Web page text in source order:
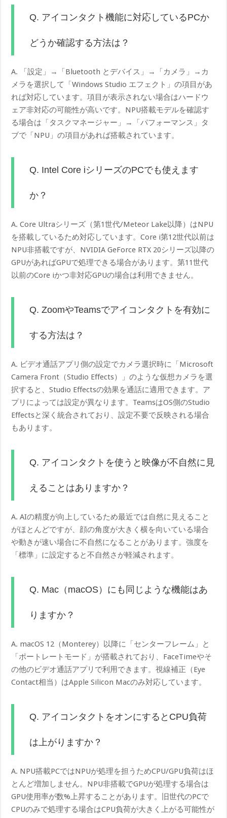
Q. アイコンタクト機能に対応しているPCか
どうか確認する方法は？
A. 「設定」→「Bluetooth とデバイス」→「カメラ」→カ
メラを選択して「Windows Studio エフェクト」の項目があ
れば対応しています。項目が表示されない場合はハードウ
ェア非対応の可能性が高いです。NPU搭載モデルを確認す
る場合は「タスクマネージャー」→「パフォーマンス」タ
ブで「NPU」の項目があれば搭載されています。
Q. Intel Core iシリーズのPCでも使えます
か？
A. Core Ultraシリーズ（第1世代/Meteor Lake以降）はNPU
を搭載しているため対応しています。Core i第12世代以前は
NPU非搭載ですが、NVIDIA GeForce RTX 20シリーズ以降の
GPUがあればGPUで処理できる場合があります。第11世代
以前のCore iかつ非対応GPUの場合は利用できません。
Q. ZoomやTeamsでアイコンタクトを有効に
する方法は？
A. ビデオ通話アプリ側の設定でカメラ選択時に「Microsoft
Camera Front（Studio Effects）」のような仮想カメラを選
択すると、Studio Effectsの効果を通話に適用できます。ア
プリによっては設定が異なります。TeamsはOS側のStudio
Effectsと深く統合されており、設定不要で反映される場合
もあります。
Q. アイコンタクトを使うと映像が不自然に見
えることはありますか？
A. AIの精度が向上しているため最近では自然に見えること
がほとんどですが、顔の角度が大きく横を向いている場合
や動きが速い場合に不自然になることがあります。強度を
「標準」に設定すると不自然さが軽減されます。
Q. Mac（macOS）にも同じような機能はあ
りますか？
A. macOS 12（Monterey）以降に「センターフレーム」と
「ポートレートモード」が搭載されており、FaceTimeやそ
の他のビデオ通話アプリで利用できます。視線補正（Eye
Contact相当）はApple Silicon Macのみ対応しています。
Q. アイコンタクトをオンにするとCPU負荷
は上がりますか？
A. NPU搭載PCではNPUが処理を担うためCPU/GPU負荷はほ
とんど増加しません。NPU非搭載でGPUが処理する場合は
GPU使用率が数%上昇することがあります。旧世代のPCで
CPUのみで処理する場合はCPU負荷が大きく上がる可能性が